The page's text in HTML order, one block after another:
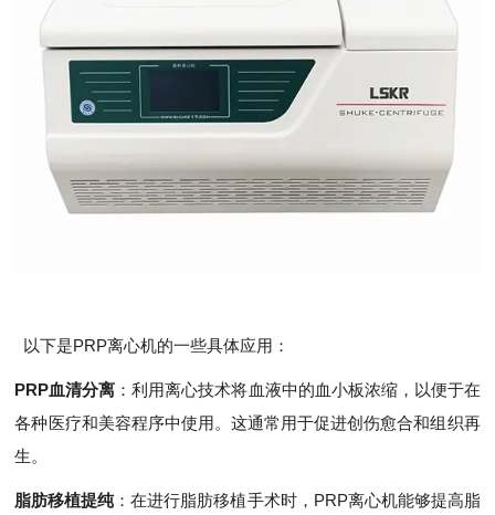
以下是PRP离心机的一些具体应用：
PRP血清分离 ：利用离心技术将血液中的血小板浓缩，以便于在
各种医疗和美容程序中使用。这通常用于促进创伤愈合和组织再
生。
脂肪移植提纯：在进行脂肪移植手术时，PRP离心机能够提高脂